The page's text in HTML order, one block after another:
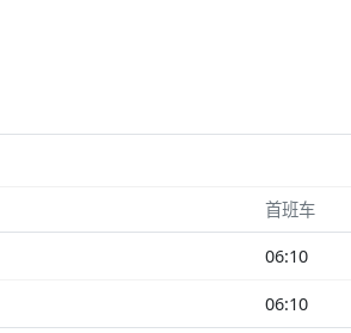
首班车
06:10
06:10